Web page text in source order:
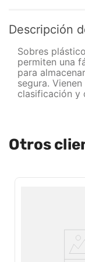
Descripción
Sobres
permiten una
para
segura.
clasificación y
Otros